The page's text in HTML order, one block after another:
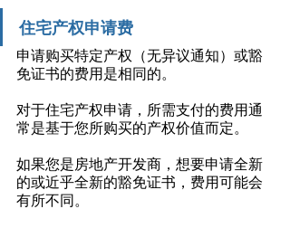
住宅产权申请费
申请购买特定产权（无异议通知）或豁
免证书的费用是相同的。
对于住宅产权申请，所需支付的费用通
常是基于您所购买的产权价值而定。
如果您是房地产开发商，想要申请全新
的或近乎全新的豁免证书，费用可能会
有所不同。